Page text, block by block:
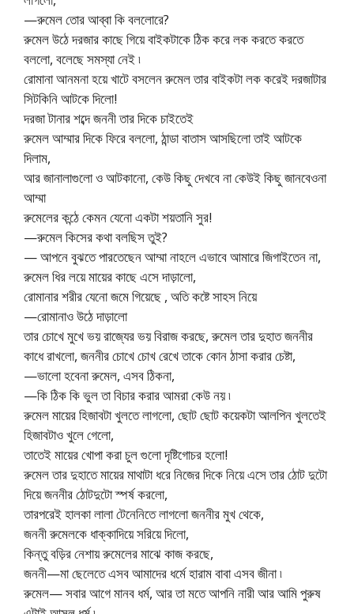
—রুমেল তোর আব্বা কি বললোরে?
রুমেল উঠে দরজার কাছে গিয়ে বাইকটাকে ঠিক করে লক করতে করতে
বললো, বলেছে সমস্যা নেই ৷
রোমানা আনমনা হয়ে খাটে বসলেন রুমেল তার বাইকটা লক করেই দরজাটার
সিটকিনি আটকে দিলো!
দরজা টানার শব্দে জননী তার দিকে চাইতেই
রুমেল আম্মার দিকে ফিরে বললো, ঠান্ডা বাতাস আসছিলো তাই আটকে
দিলাম,
আর জানালাগুলো ও আটকানো, কেউ কিছু দেখবে না কেউই কিছু জানবেওনা
আম্মা
রুমেলের কন্ঠে কেমন যেনো একটা শয়তানি সুর!
—রুমেল কিসের কথা বলছিস তুই?
— আপনে বুঝতে পারতেছেন আম্মা নাহলে এভাবে আমারে জিগাইতেন না,
রুমেল ধির লয়ে মায়ের কাছে এসে দাড়ালো,
রোমানার শরীর যেনো জমে গিয়েছে , অতি কষ্টে সাহস নিয়ে
—রোমানাও উঠে দাড়ালো
তার চোখে মুখে ভয় রাজ্যের ভয় বিরাজ করছে, রুমেল তার দুহাত জননীর
কাধে রাখলো, জননীর চোখে চোখ রেখে তাকে কোন ঠাসা করার চেষ্টা,
—ভালো হবেনা রুমেল, এসব ঠিকনা,
—কি ঠিক কি ভুল তা বিচার করার আমরা কেউ নয় ৷
রুমেল মায়ের হিজাবটা খুলতে লাগলো, ছোট ছোট কয়েকটা আলপিন খুলতেই
হিজাবটাও খুলে গেলো,
তাতেই মায়ের খোপা করা চুল গুলো দৃষ্টিগোচর হলো!
রুমেল তার দুহাতে মায়ের মাথাটা ধরে নিজের দিকে নিয়ে এসে তার ঠোট দুটো
দিয়ে জননীর ঠোটদুটো স্পর্ষ করলো,
তারপরেই হালকা লালা টেনেনিতে লাগলো জননীর মুখ থেকে,
জননী রুমেলকে ধাক্কাদিয়ে সরিয়ে দিলো,
কিন্তু বড়ির নেশায় রুমেলের মাঝে কাজ করছে,
জননী—মা ছেলেতে এসব আমাদের ধর্মে হারাম বাবা এসব জীনা ৷
রুমেল— সবার আগে মানব ধর্ম, আর তা মতে আপনি নারী আর আমি পুরুষ